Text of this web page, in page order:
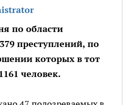
по области
преступлений, по
которых в тот
человек.